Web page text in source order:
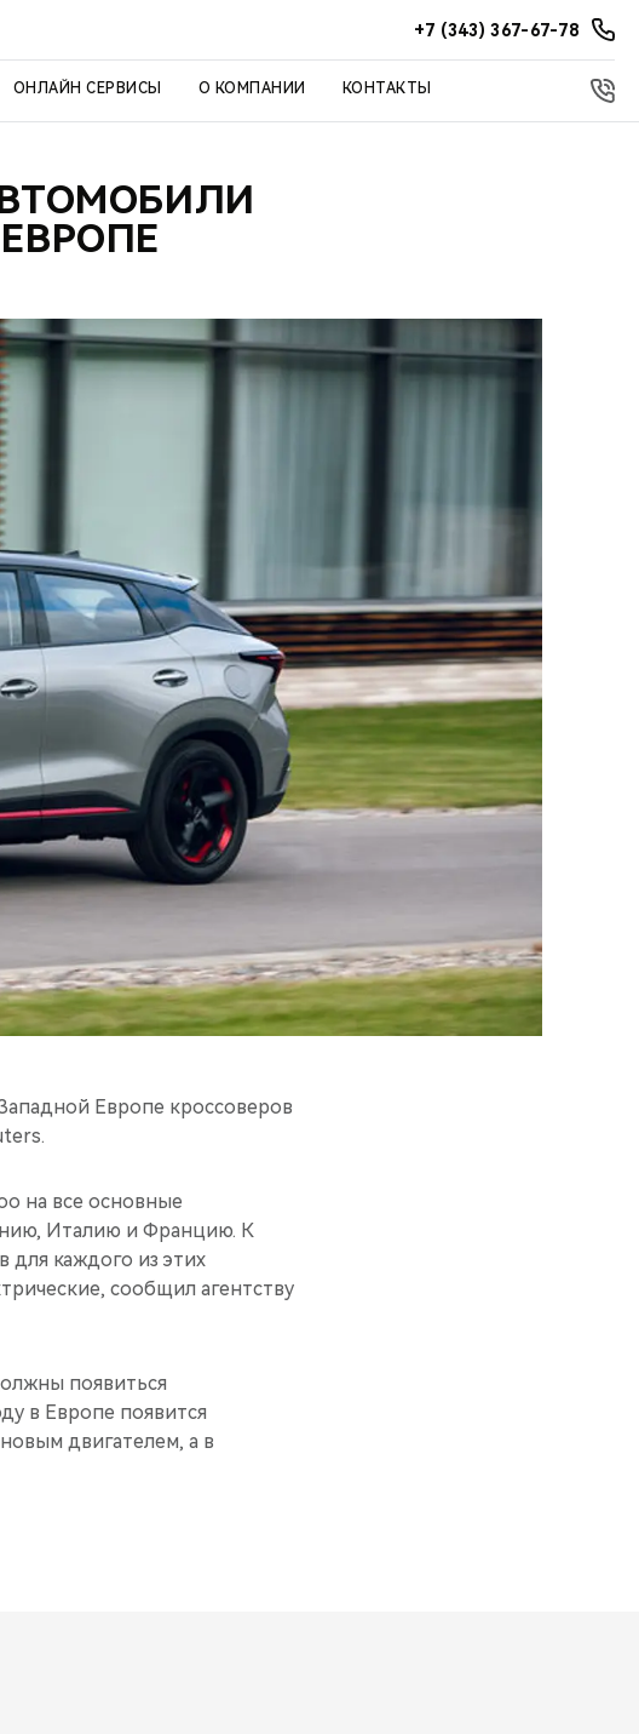
+7 (343) 367-67-78
ОНЛАЙН СЕРВИСЫ О КОМПАНИИ КОНТАКТЫ
Европе кроссоверов
на все основные
Италию и Францию. К
для каждого из этих
сообщил агентству
появиться
в Европе появится
двигателем, а в